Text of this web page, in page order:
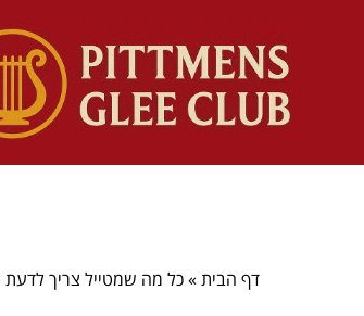
דף הבית»כל מה שמטייל צריך לדעת